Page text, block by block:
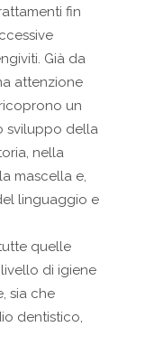
fin
Già da
attenzione
un
sviluppo della
nella
mascella e,
linguaggio e
quelle
di igiene
sia che
dentistico,